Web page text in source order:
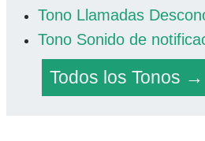
Tono Llamadas
Tono Sonido de
Todos los Tonos →